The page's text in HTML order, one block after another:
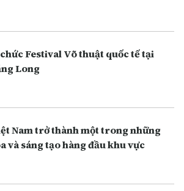
Festival Võ thuật quốc tế tại
Long
Nam trở thành một trong những
và sáng tạo hàng đầu khu vực